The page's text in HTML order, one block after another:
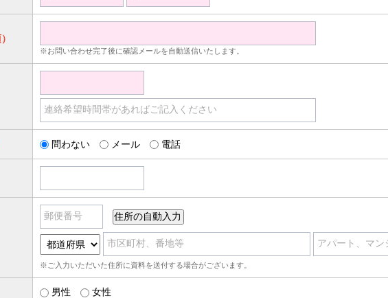
※お問い合わせ完了後に確認メールを自動送信いたします。
連絡希望時間帯があればご記入ください
問わない メール 電話
郵便番号
市区町村、番地等 アパート、マン
※ご入力いただいた住所に資料を送付する場合がございます。
男性 女性